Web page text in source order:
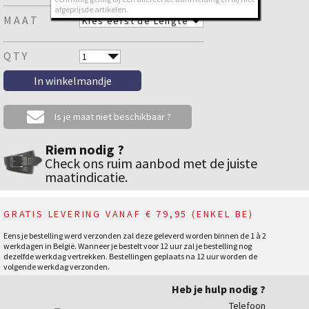
MAAT
QTY
Is je maat niet beschikbaar ?
Riem nodig ?
Check ons ruim aanbod met de juiste
maatindicatie.
GRATIS LEVERING VANAF € 79,95 (ENKEL BE)
Eens je bestelling werd verzonden zal deze geleverd worden binnen de 1 à 2
werkdagen in België. Wanneer je bestelt voor 12 uur zal je bestelling nog
dezelfde werkdag vertrekken. Bestellingen geplaats na 12 uur worden de
volgende werkdag verzonden.
Heb je hulp nodig ?
Telefoon
afgeprijsde artikelen.